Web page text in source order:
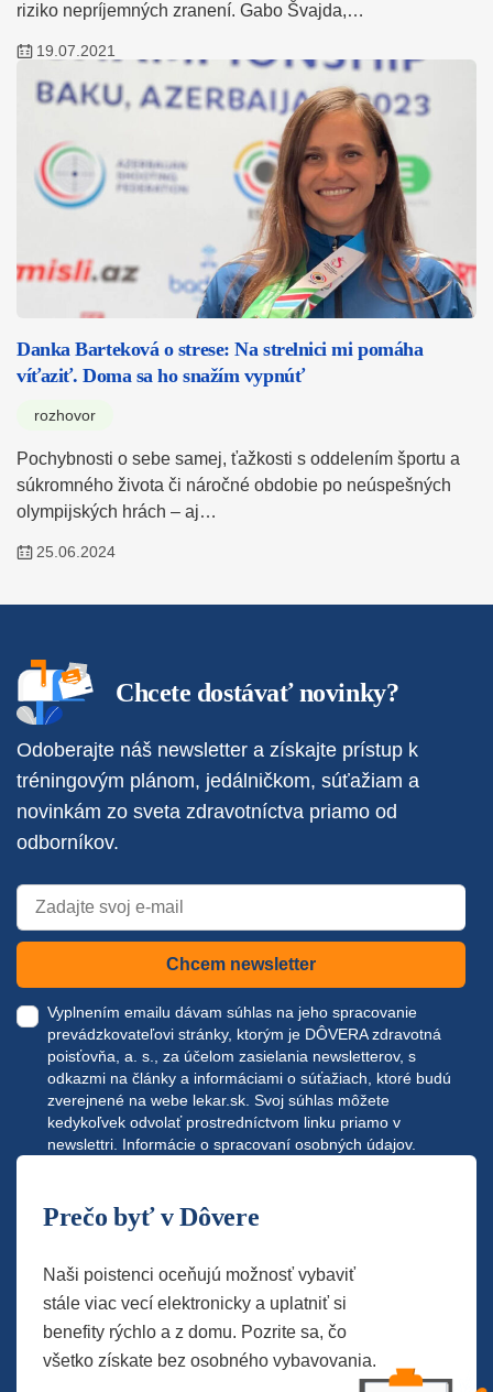
riziko nepríjemných zranení. Gabo Švajda,…
19.07.2021
Danka Barteková o strese: Na strelnici mi pomáha
víťaziť. Doma sa ho snažím vypnúť
rozhovor
Pochybnosti o sebe samej, ťažkosti s oddelením športu a
súkromného života či náročné obdobie po neúspešných
olympijských hrách – aj…
25.06.2024
Chcete dostávať novinky?
Odoberajte náš newsletter a získajte prístup k
tréningovým plánom, jedálničkom, súťažiam a
novinkám zo sveta zdravotníctva priamo od
odborníkov.
Chcem newsletter
Vyplnením emailu dávam súhlas na jeho spracovanie
prevádzkovateľovi stránky, ktorým je DÔVERA zdravotná
poisťovňa, a. s., za účelom zasielania newsletterov, s
odkazmi na články a informáciami o súťažiach, ktoré budú
zverejnené na webe lekar.sk . Svoj súhlas môžete
kedykoľvek odvolať prostredníctvom linku priamo v
newslettri. Informácie o spracovaní osobných údajov.
Prečo byť v Dôvere
Naši poistenci oceňujú možnosť vybaviť
stále viac vecí elektronicky a uplatniť si
benefity rýchlo a z domu. Pozrite sa, čo
všetko získate bez osobného vybavovania.